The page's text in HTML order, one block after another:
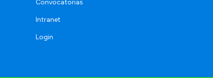
Convocatorias
Intranet
Login